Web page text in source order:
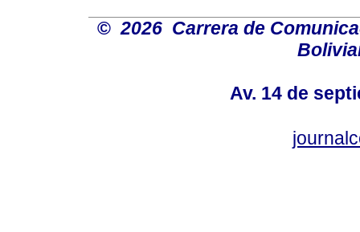
©2026 Carrera de
Av. 14 de